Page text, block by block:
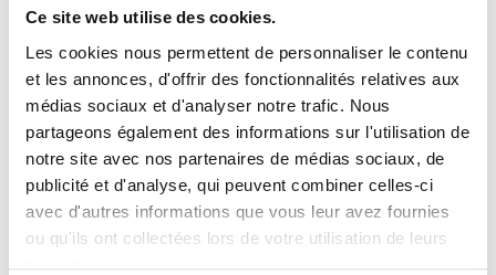
Ce site web utilise des cookies.
Les cookies nous permettent de personnaliser le contenu
et les annonces, d'offrir des fonctionnalités relatives aux
médias sociaux et d'analyser notre trafic. Nous
partageons également des informations sur l'utilisation de
notre site avec nos partenaires de médias sociaux, de
publicité et d'analyse, qui peuvent combiner celles-ci
avec d'autres informations que vous leur avez fournies
ou qu'ils ont collectées lors de votre utilisation de leurs
services.
FACILIDAD DE PAGO
2 ó 3 veces sin cargo
para profesionales
sanitarios
ENVÍO GRATUITO
desde 200€ TTC de
compras